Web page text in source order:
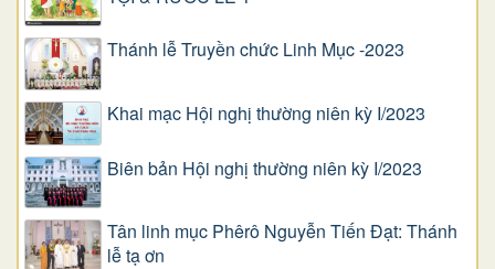
Thánh lễ Truyền chức Linh Mục -2023
Khai mạc Hội nghị thường niên kỳ I/2023
Biên bản Hội nghị thường niên kỳ I/2023
Tân linh mục Phêrô Nguyễn Tiến Đạt: Thánh
lễ tạ ơn